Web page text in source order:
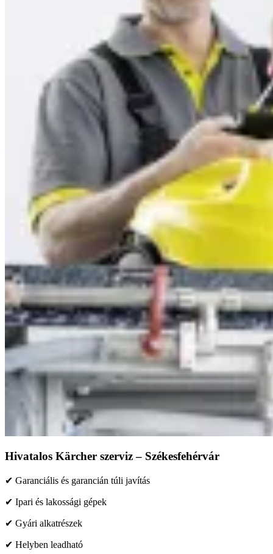
Hivatalos Kärcher szerviz – Székesfehérvár
✔ Garanciális és garancián túli javítás
✔ Ipari és lakossági gépek
✔ Gyári alkatrészek
✔ Helyben leadható